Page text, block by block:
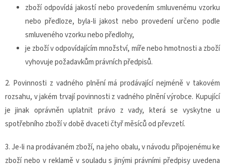
zboží odpovídá jakostí nebo provedením smluvenému vzorku
nebo předloze, byla-li jakost nebo provedení určeno podle
smluveného vzorku nebo předlohy,
je zboží v odpovídajícím množství, míře nebo hmotnosti a zboží
vyhovuje požadavkům právních předpisů.
2. Povinnosti z vadného plnění má prodávající nejméně v takovém
rozsahu, v jakém trvají povinnosti z vadného plnění výrobce. Kupující
je jinak oprávněn uplatnit právo z vady, která se vyskytne u
spotřebního zboží v době dvaceti čtyř měsíců od převzetí.
3. Je-li na prodávaném zboží, na jeho obalu, v návodu připojenému ke
zboží nebo v reklamě v souladu s jinými právními předpisy uvedena